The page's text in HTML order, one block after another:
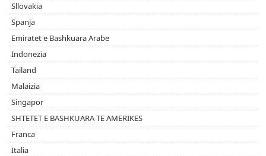
Sllovakia
Spanja
Emiratet e Bashkuara Arabe
Indonezia
Tailand
Malaizia
Singapor
SHTETET E BASHKUARA TE AMERIKES
Franca
Italia